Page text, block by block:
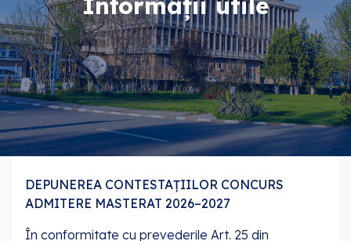
DEPUNEREA CONTESTAȚIILOR CONCURS
ADMITERE MASTERAT 2026–2027
În conformitate cu prevederile Art. 25 din